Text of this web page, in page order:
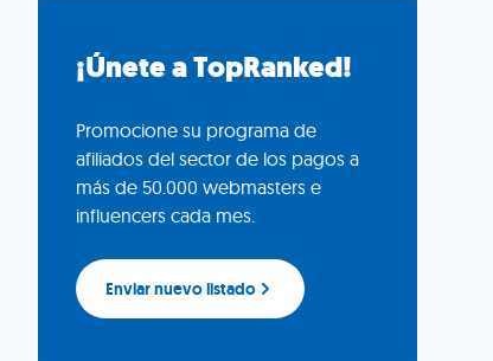
¡Únete a TopRanked!
Promocione su programa de
afiliados del sector de los pagos a
más de 50.000 webmasters e
influencers cada mes.
Enviar nuevo listado